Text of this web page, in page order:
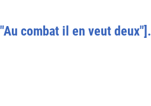
combat il en veut deux"].